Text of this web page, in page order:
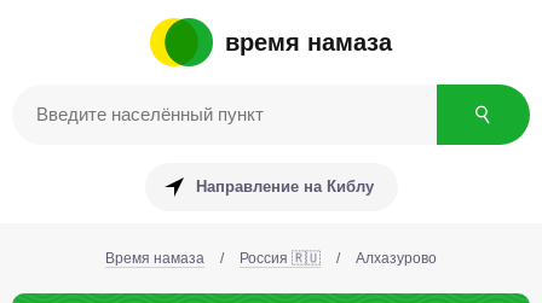
время намаза
Направление на Киблу
Время намаза / Россия 🇷🇺 / Алхазурово